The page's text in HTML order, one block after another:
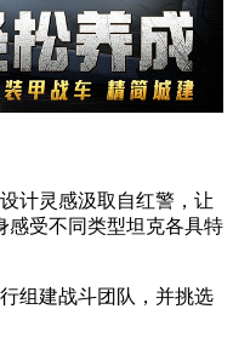
计灵感汲取自红警，让
感受不同类型坦克各具特
组建战斗团队，并挑选